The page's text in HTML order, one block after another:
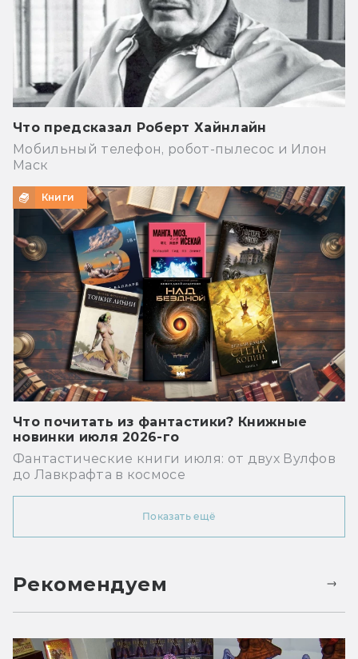
Что предсказал Роберт Хайнлайн
Мобильный телефон, робот-пылесос и Илон
Маск
Книги
Что почитать из фантастики? Книжные
новинки июля 2026-го
Фантастические книги июля: от двух Вулфов
до Лавкрафта в космосе
Показать ещё
Рекомендуем